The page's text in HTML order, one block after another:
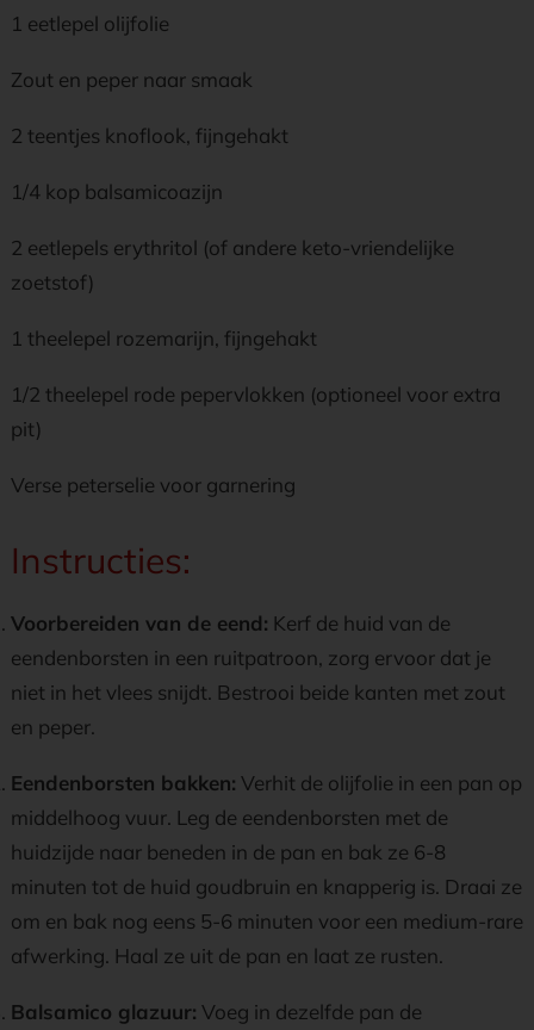
1 eetlepel olijfolie
Zout en peper naar smaak
2 teentjes knoflook, fijngehakt
1/4 kop balsamicoazijn
2 eetlepels erythritol (of andere keto-vriendelijke
zoetstof)
1 theelepel rozemarijn, fijngehakt
1/2 theelepel rode pepervlokken (optioneel voor extra
pit)
Verse peterselie voor garnering
Instructies:
Voorbereiden van de eend: Kerf de huid van de
eendenborsten in een ruitpatroon, zorg ervoor dat je
niet in het vlees snijdt. Bestrooi beide kanten met zout
en peper.
Eendenborsten bakken: Verhit de olijfolie in een pan op
middelhoog vuur. Leg de eendenborsten met de
huidzijde naar beneden in de pan en bak ze 6-8
minuten tot de huid goudbruin en knapperig is. Draai ze
om en bak nog eens 5-6 minuten voor een medium-rare
afwerking. Haal ze uit de pan en laat ze rusten.
Balsamico glazuur: Voeg in dezelfde pan de